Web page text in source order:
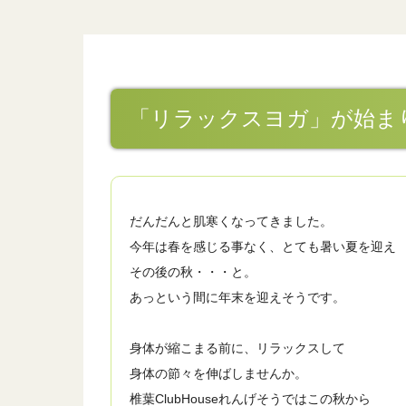
「リラックスヨガ」が始
だんだんと肌寒くなってきました。
今年は春を感じる事なく、とても暑い夏を迎え
その後の秋・・・と。
あっという間に年末を迎えそうです。
身体が縮こまる前に、リラックスして
身体の節々を伸ばしませんか。
椎葉ClubHouseれんげそうではこの秋から